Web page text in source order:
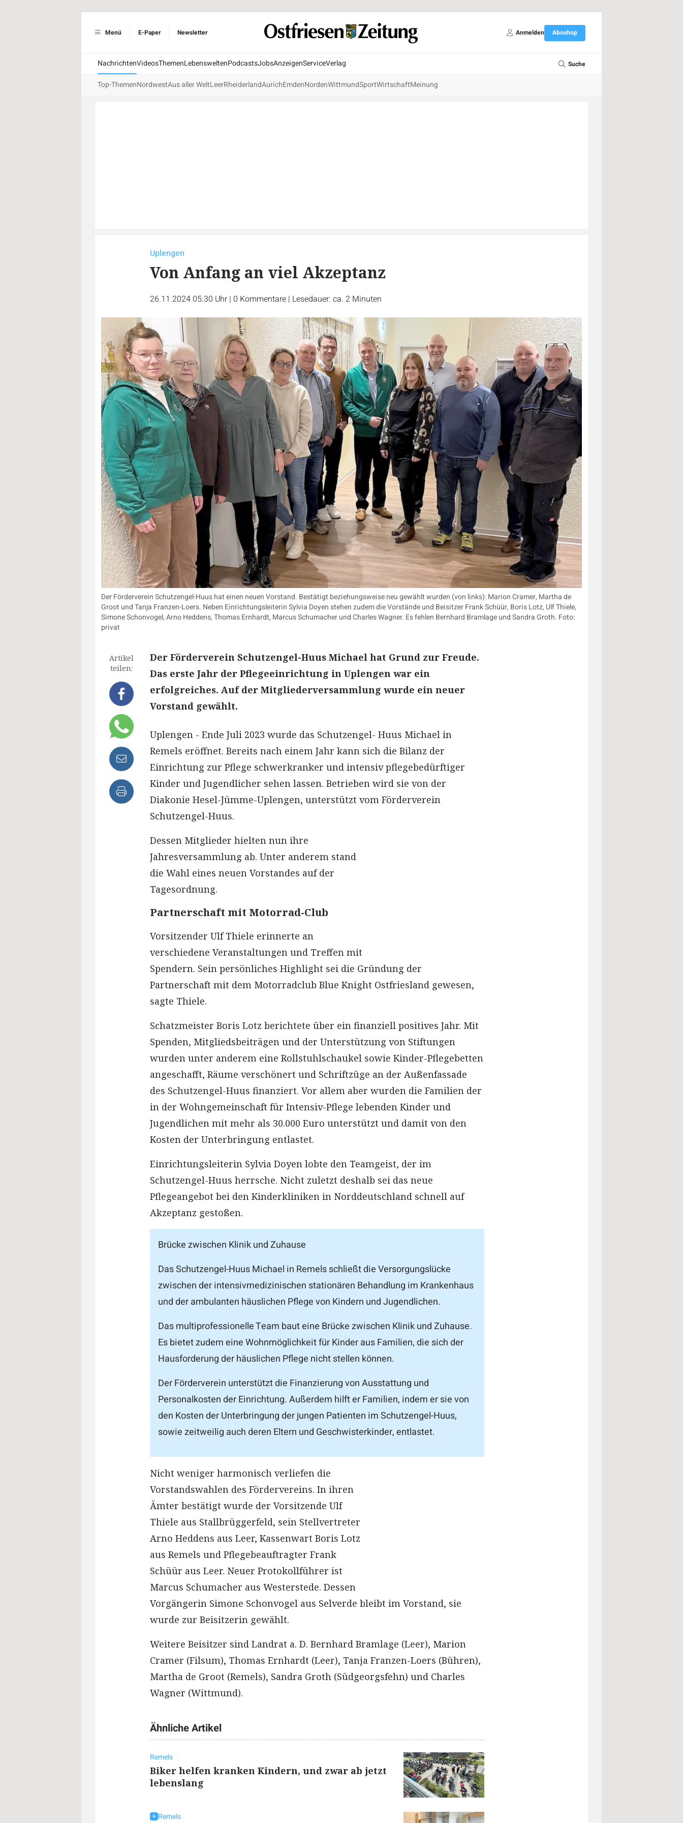
Menü E-Paper Newsletter Anmelden Aboshop
NachrichtenVideosThemenLebensweltenPodcastsJobsAnzeigenServiceVerlag Suche
Top-ThemenNordwestAus aller WeltLeerRheiderlandAurichEmdenNordenWittmundSportWirtschaftMeinung
Uplengen
Von Anfang an viel Akzeptanz
26.11.2024 05:30 Uhr | 0 Kommentare | Lesedauer: ca. 2 Minuten
Der Förderverein Schutzengel-Huus hat einen neuen Vorstand. Bestätigt beziehungsweise neu gewählt wurden (von links): Marion Cramer, Martha de
Groot und Tanja Franzen-Loers. Neben Einrichtungsleiterin Sylvia Doyen stehen zudem die Vorstände und Beisitzer Frank Schüür, Boris Lotz, Ulf Thiele,
Simone Schonvogel, Arno Heddens, Thomas Ernhardt, Marcus Schumacher und Charles Wagner. Es fehlen Bernhard Bramlage und Sandra Groth. Foto:
privat
Artikel
teilen:
Der Förderverein Schutzengel-Huus Michael hat Grund zur Freude.
Das erste Jahr der Pflegeeinrichtung in Uplengen war ein
erfolgreiches. Auf der Mitgliederversammlung wurde ein neuer
Vorstand gewählt.
Uplengen - Ende Juli 2023 wurde das Schutzengel- Huus Michael in
Remels eröffnet. Bereits nach einem Jahr kann sich die Bilanz der
Einrichtung zur Pflege schwerkranker und intensiv pflegebedürftiger
Kinder und Jugendlicher sehen lassen. Betrieben wird sie von der
Diakonie Hesel-Jümme-Uplengen, unterstützt vom Förderverein
Schutzengel-Huus.
Dessen Mitglieder hielten nun ihre
Jahresversammlung ab. Unter anderem stand
die Wahl eines neuen Vorstandes auf der
Tagesordnung.
Partnerschaft mit Motorrad-Club
Vorsitzender Ulf Thiele erinnerte an
verschiedene Veranstaltungen und Treffen mit
Spendern. Sein persönliches Highlight sei die Gründung der
Partnerschaft mit dem Motorradclub Blue Knight Ostfriesland gewesen,
sagte Thiele.
Schatzmeister Boris Lotz berichtete über ein finanziell positives Jahr. Mit
Spenden, Mitgliedsbeiträgen und der Unterstützung von Stiftungen
wurden unter anderem eine Rollstuhlschaukel sowie Kinder-Pflegebetten
angeschafft, Räume verschönert und Schriftzüge an der Außenfassade
des Schutzengel-Huus finanziert. Vor allem aber wurden die Familien der
in der Wohngemeinschaft für Intensiv-Pflege lebenden Kinder und
Jugendlichen mit mehr als 30.000 Euro unterstützt und damit von den
Kosten der Unterbringung entlastet.
Einrichtungsleiterin Sylvia Doyen lobte den Teamgeist, der im
Schutzengel-Huus herrsche. Nicht zuletzt deshalb sei das neue
Pflegeangebot bei den Kinderkliniken in Norddeutschland schnell auf
Akzeptanz gestoßen.
Brücke zwischen Klinik und Zuhause
Das Schutzengel-Huus Michael in Remels schließt die Versorgungslücke
zwischen der intensivmedizinischen stationären Behandlung im Krankenhaus
und der ambulanten häuslichen Pflege von Kindern und Jugendlichen.
Das multiprofessionelle Team baut eine Brücke zwischen Klinik und Zuhause.
Es bietet zudem eine Wohnmöglichkeit für Kinder aus Familien, die sich der
Hausforderung der häuslichen Pflege nicht stellen können.
Der Förderverein unterstützt die Finanzierung von Ausstattung und
Personalkosten der Einrichtung. Außerdem hilft er Familien, indem er sie von
den Kosten der Unterbringung der jungen Patienten im Schutzengel-Huus,
sowie zeitweilig auch deren Eltern und Geschwisterkinder, entlastet.
Nicht weniger harmonisch verliefen die
Vorstandswahlen des Fördervereins. In ihren
Ämter bestätigt wurde der Vorsitzende Ulf
Thiele aus Stallbrüggerfeld, sein Stellvertreter
Arno Heddens aus Leer, Kassenwart Boris Lotz
aus Remels und Pflegebeauftragter Frank
Schüür aus Leer. Neuer Protokollführer ist
Marcus Schumacher aus Westerstede. Dessen
Vorgängerin Simone Schonvogel aus Selverde bleibt im Vorstand, sie
wurde zur Beisitzerin gewählt.
Weitere Beisitzer sind Landrat a. D. Bernhard Bramlage (Leer), Marion
Cramer (Filsum), Thomas Ernhardt (Leer), Tanja Franzen-Loers (Bühren),
Martha de Groot (Remels), Sandra Groth (Südgeorgsfehn) und Charles
Wagner (Wittmund).
Ähnliche Artikel
Remels
Biker helfen kranken Kindern, und zwar ab jetzt
lebenslang
Remels